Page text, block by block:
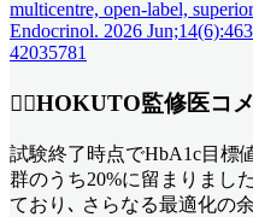
multicentre, open-label,
Endocrinol. 2026
42035781
👨‍⚕️HOKUTO監修医コ
試験終了時点でHbA1c目標
群のうち20%に留まりまし
ており､ さらなる最適化の